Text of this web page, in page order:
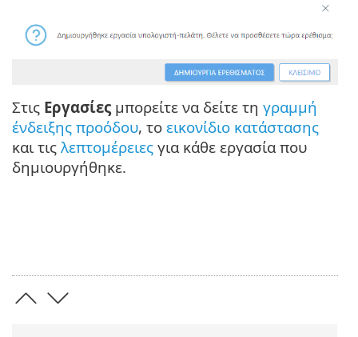
Στις Εργασίες μπορείτε να δείτε τη γραμμή
ένδειξης προόδου, το εικονίδιο κατάστασης
και τις λεπτομέρειες για κάθε εργασία που
δημιουργήθηκε.